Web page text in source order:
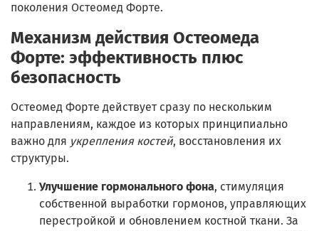
поколения Остеомед Форте.
Механизм действия Остеомеда
Форте: эффективность плюс
безопасность
Остеомед Форте действует сразу по нескольким
направлениям, каждое из которых принципиально
важно для укрепления костей, восстановления их
структуры.
Улучшение гормонального фона, стимуляция
собственной выработки гормонов, управляющих
перестройкой и обновлением костной ткани. За